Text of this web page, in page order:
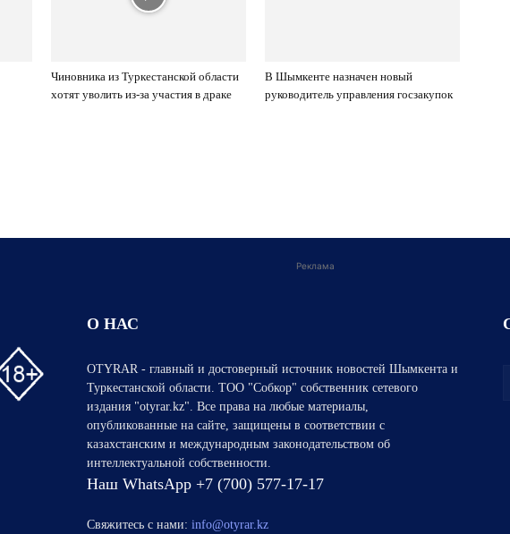
Чиновника из Туркестанской области
хотят уволить из-за участия в драке
В Шымкенте назначен новый
руководитель управления госзакупок
Реклама
О НАС
OTYRAR - главный и достоверный источник новостей Шымкента и
Туркестанской области. ТОО "Собкор" собственник сетевого
издания "otyrar.kz". Все права на любые материалы,
опубликованные на сайте, защищены в соответствии с
казахстанским и международным законодательством об
интеллектуальной собственности.
Наш WhatsApp +7 (700) 577-17-17
Свяжитесь с нами: info@otyrar.kz